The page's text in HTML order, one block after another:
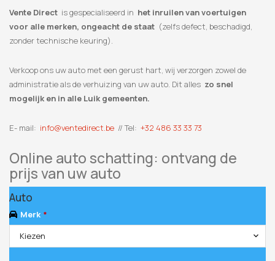
Vente Direct is gespecialiseerd in het inruilen van voertuigen
voor alle merken, ongeacht de staat (zelfs defect, beschadigd,
zonder technische keuring).
Verkoop ons uw auto met een gerust hart, wij verzorgen zowel de
administratie als de verhuizing van uw auto. Dit alles zo snel
mogelijk en in alle Luik gemeenten.
E- mail: info@ventedirect.be // Tel: +32 486 33 33 73
Online auto schatting: ontvang de
prijs van uw auto
Auto
Merk *
Kiezen